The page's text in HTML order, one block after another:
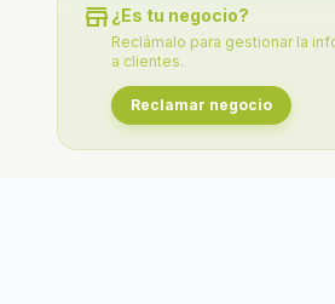
store ¿Es tu negocio?
Reclámalo para gestionar la
a clientes.
Reclamar negocio